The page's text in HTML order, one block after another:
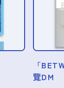
「
覽DM